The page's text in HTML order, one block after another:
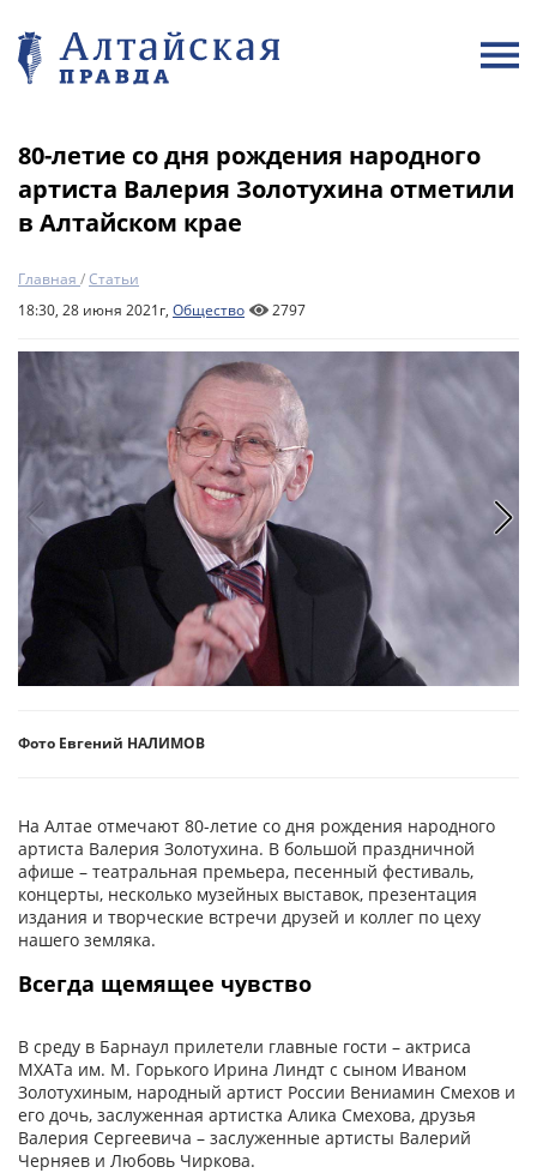
80-летие со дня рождения народного
артиста Валерия Золотухина отметили
в Алтайском крае
Главная /Статьи
18:30, 28 июня 2021г, Общество 2797
Фото Евгений НАЛИМОВ
На Алтае отмечают 80-летие со дня рождения народного
артиста Валерия Золотухина. В большой праздничной
афише – театральная премьера, песенный фестиваль,
концерты, несколько музейных выставок, презентация
издания и творческие встречи друзей и коллег по цеху
нашего земляка.
Всегда щемящее чувство
В среду в Барнаул прилетели главные гости – актриса
МХАТа им. М. Горького Ирина Линдт с сыном Иваном
Золотухиным, народный артист России Вениамин Смехов и
его дочь, заслуженная артистка Алика Смехова, друзья
Валерия Сергеевича – заслуженные артисты Валерий
Черняев и Любовь Чиркова.